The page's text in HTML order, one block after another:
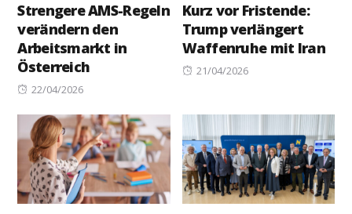
Strengere AMS-Regeln
verändern den
Arbeitsmarkt in
Österreich
Posted
22/04/2026
Kurz vor Fristende:
Trump verlängert
Waffenruhe mit Iran
Posted
21/04/2026